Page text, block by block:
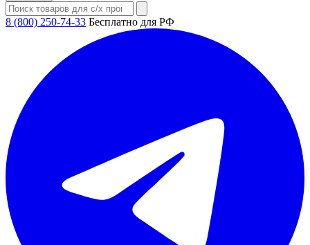
8 (800) 250-74-33 Бесплатно для РФ